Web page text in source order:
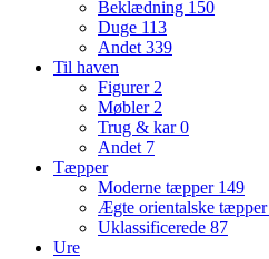
Beklædning 150
Duge 113
Andet 339
Til haven
Figurer 2
Møbler 2
Trug & kar0
Andet 7
Tæpper
Moderne tæpper 149
Ægte orientalske tæpper
Uklassificerede 87
Ure